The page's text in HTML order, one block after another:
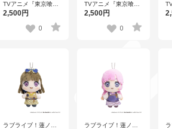
TVアニメ『東京喰種
トーキョーグール』
みマスコット）鈴屋
2,500円
0
TVアニメ『東京喰種
トーキョーグール』
みマスコット）有馬
2,500円
0
ラブライブ！蓮ノ空
ラブライブ！蓮ノ空